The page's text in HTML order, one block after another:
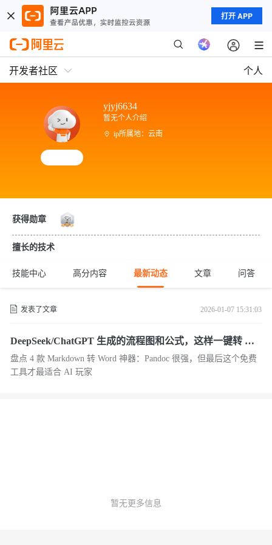
打开 APP
开发者社区 个人
yjyj6634
暂无个人介绍
ip所属地：云南
获得勋章
擅长的技术
技能中心 高分内容 最新动态 文章 问答
发表了文章 2026-01-07 15:31:03
DeepSeek/ChatGPT 生成的流程图和公式，这样一键转 Wo
rd 最完美
盘点 4 款 Markdown 转 Word 神器：Pandoc 很强，但最后这个免费
工具才最适合 AI 玩家
暂无更多信息